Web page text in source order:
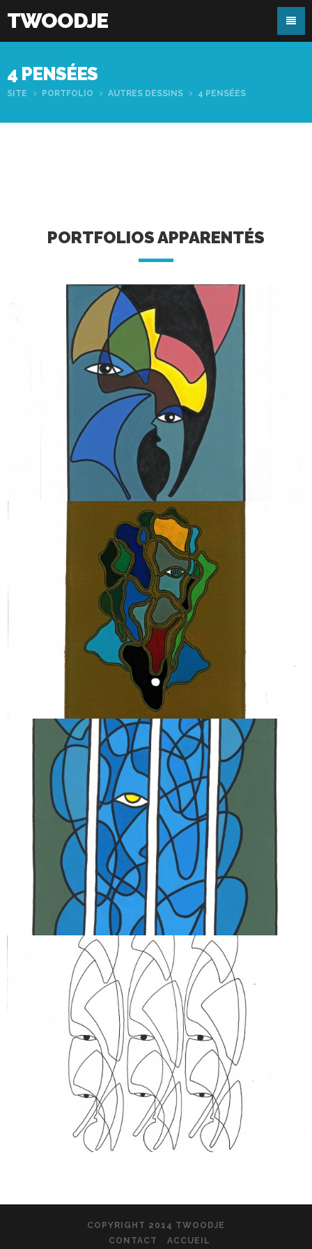
TWOODJE
4 PENSÉES
SITE PORTFOLIO AUTRES DESSINS 4 PENSÉES
PORTFOLIOS APPARENTÉS
COPYRIGHT 2014 TWOODJE
CONTACT
ACCUEIL